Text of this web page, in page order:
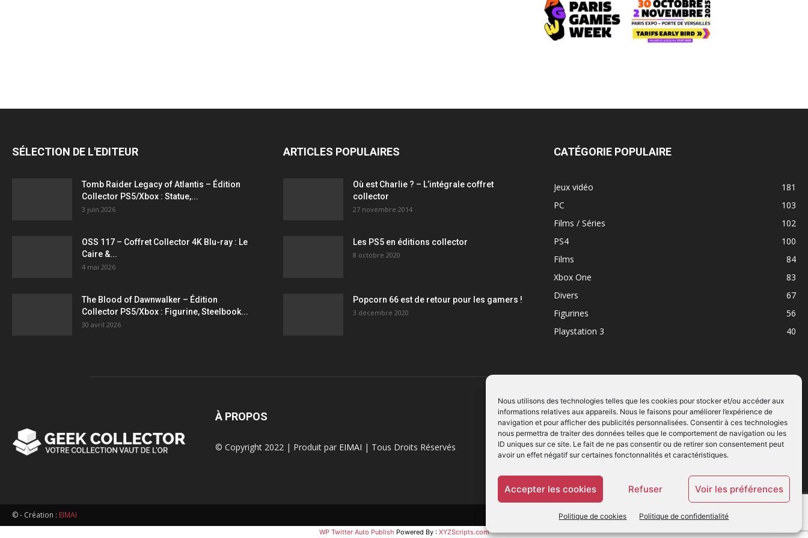
Nous utilisons des technologies telles que les cookies pour stocker et/ou accéder aux
informations relatives aux appareils. Nous le faisons pour améliorer l’expérience de
navigation et pour afficher des publicités personnalisées. Consentir à ces technologies
nous permettra de traiter des données telles que le comportement de navigation ou les
ID uniques sur ce site. Le fait de ne pas consentir ou de retirer son consentement peut
avoir un effet négatif sur certaines fonctonnalités et caractéristiques.
Accepter les cookies Refuser Voir les préférences
Politique de cookies Politique de confidentialité
statuettes
SÉLECTION DE L'EDITEUR
Tomb Raider Legacy of Atlantis – Édition
Collector PS5/Xbox : Statue,...
3 juin 2026
OSS 117 – Coffret Collector 4K Blu-ray : Le
Caire &...
4 mai 2026
The Blood of Dawnwalker – Édition
Collector PS5/Xbox : Figurine, Steelbook...
30 avril 2026
ARTICLES POPULAIRES
Où est Charlie ? – L’intégrale coffret
collector
27 novembre 2014
Les PS5 en éditions collector
8 octobre 2020
Popcorn 66 est de retour pour les gamers !
3 décembre 2020
CATÉGORIE POPULAIRE
Jeux vidéo
181
PC
103
Films / Séries
102
PS4
100
Films
84
Xbox One
83
Divers
67
Figurines
56
Playstation 3
40
À PROPOS
© Copyright 2022 | Produit par EIMAI | Tous Droits Réservés
SUIVEZ NOUS
© - Création : EIMAI
WP Twitter Auto Publish Powered By : XYZScripts.com